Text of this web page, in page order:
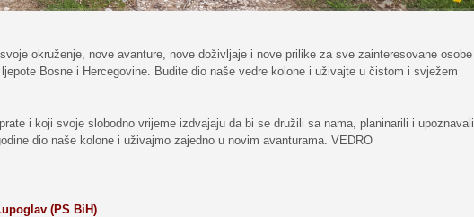
okruženje, nove avanture, nove doživljaje i nove prilike za sve zainteresovane osobe
Bosne i Hercegovine. Budite dio naše vedre kolone i uživajte u čistom i svježem
i koji svoje slobodno vrijeme izdvajaju da bi se družili sa nama, planinarili i upoznavali
dio naše kolone i uživajmo zajedno u novim avanturama. VEDRO
(PS BiH)